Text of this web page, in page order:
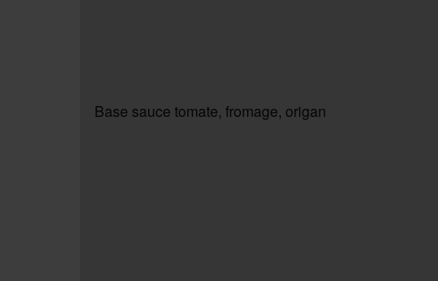
Base sauce tomate, fromage, origan